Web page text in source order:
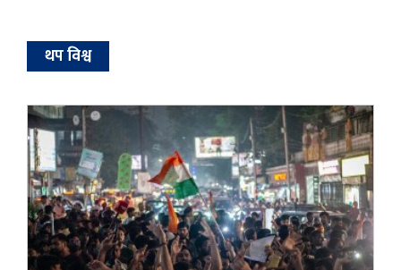
थप विश्व